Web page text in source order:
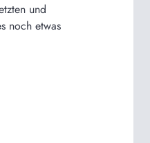
und
noch etwas